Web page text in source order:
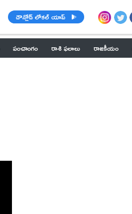
డౌన్లోడ్ లోకల్ యాప్
పంచాంగం రాశి ఫలాలు రాజకీయం